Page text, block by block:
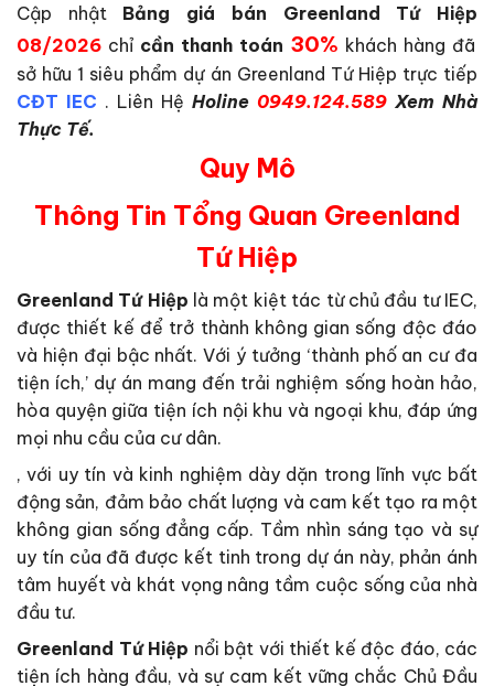
Cập nhật Bảng giá bán Greenland Tứ Hiệp
08/2026 chỉ cần thanh toán 30% khách hàng đã
sở hữu 1 siêu phẩm dự án Greenland Tứ Hiệp trực tiếp
CĐT IEC . Liên Hệ Holine 0949.124.589 Xem Nhà
Thực Tế.
Quy Mô
Thông Tin Tổng Quan Greenland
Tứ Hiệp
Greenland Tứ Hiệp là một kiệt tác từ chủ đầu tư IEC,
được thiết kế để trở thành không gian sống độc đáo
và hiện đại bậc nhất. Với ý tưởng ‘thành phố an cư đa
tiện ích,’ dự án mang đến trải nghiệm sống hoàn hảo,
hòa quyện giữa tiện ích nội khu và ngoại khu, đáp ứng
mọi nhu cầu của cư dân.
, với uy tín và kinh nghiệm dày dặn trong lĩnh vực bất
động sản, đảm bảo chất lượng và cam kết tạo ra một
không gian sống đẳng cấp. Tầm nhìn sáng tạo và sự
uy tín của đã được kết tinh trong dự án này, phản ánh
tâm huyết và khát vọng nâng tầm cuộc sống của nhà
đầu tư.
Greenland Tứ Hiệp nổi bật với thiết kế độc đáo, các
tiện ích hàng đầu, và sự cam kết vững chắc Chủ Đầu